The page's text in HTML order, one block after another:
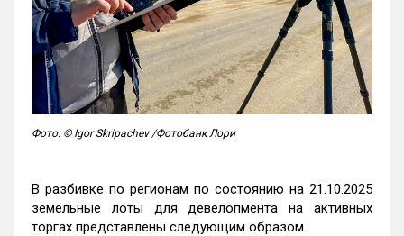
Фото: © Igor Skripachev /Фотобанк Лори
В разбивке по регионам по состоянию на 21.10.2025
земельные лоты для девелопмента на активных
торгах представлены следующим образом.